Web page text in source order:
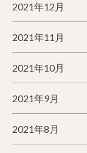
2021年12月
2021年11月
2021年10月
2021年9月
2021年8月